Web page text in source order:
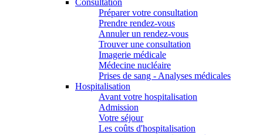
Consultation
Préparer votre consultation
Prendre rendez-vous
Annuler un rendez-vous
Trouver une consultation
Imagerie médicale
Médecine nucléaire
Prises de sang - Analyses médicales
Hospitalisation
Avant votre hospitalisation
Admission
Votre séjour
Les coûts d'hospitalisation